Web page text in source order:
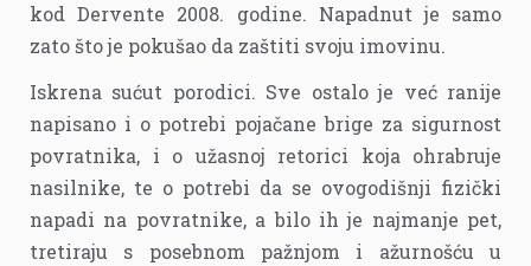
kod Dervente 2008. godine. Napadnut je samo
zato što je pokušao da zaštiti svoju imovinu.
Iskrena sućut porodici. Sve ostalo je već ranije
napisano i o potrebi pojačane brige za sigurnost
povratnika, i o užasnoj retorici koja ohrabruje
nasilnike, te o potrebi da se ovogodišnji fizički
napadi na povratnike, a bilo ih je najmanje pet,
tretiraju s posebnom pažnjom i ažurnošću u